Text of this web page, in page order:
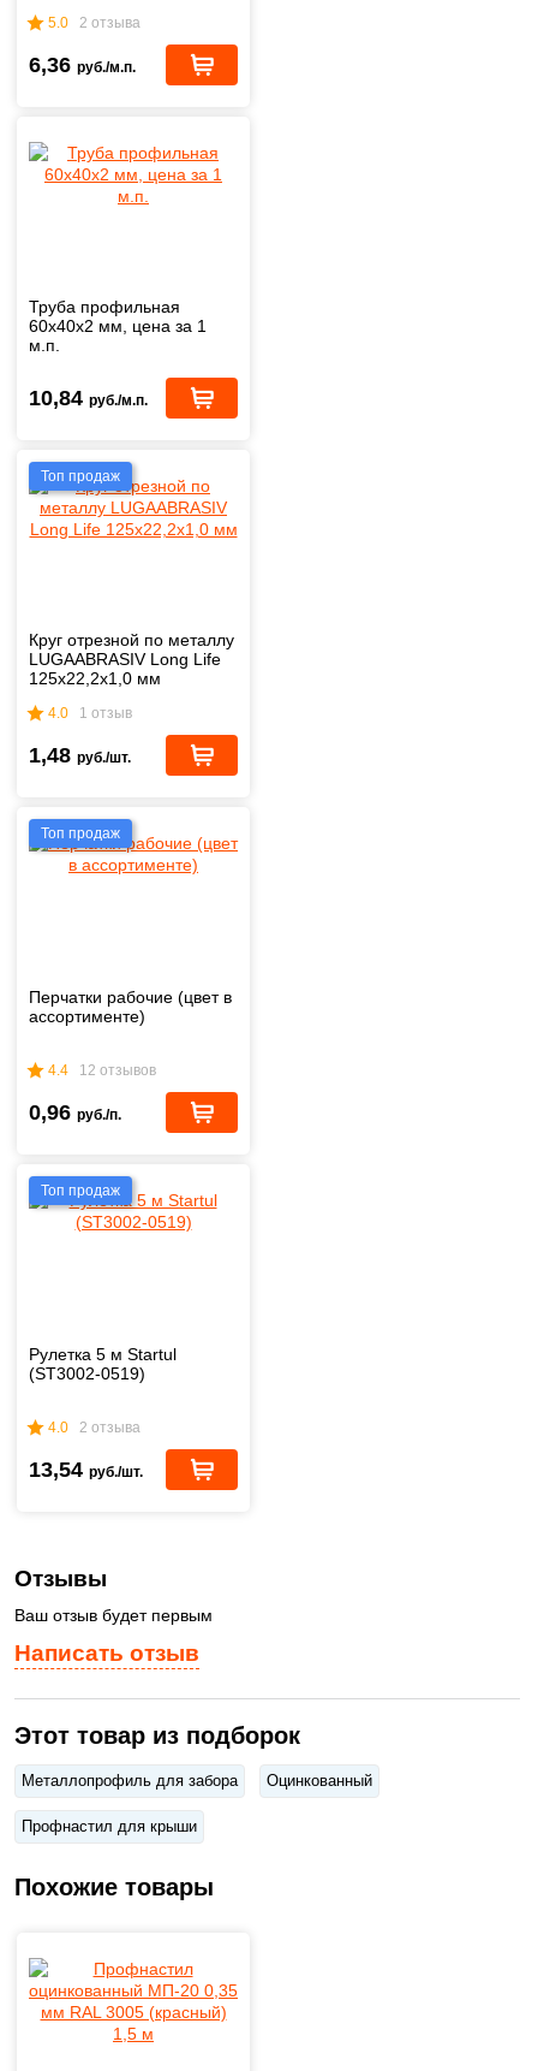
5.0 2 отзыва
6,36 руб./м.п.
Труба профильная
60х40х2 мм, цена за 1
м.п.
10,84 руб./м.п.
Топ продаж
Круг отрезной по металлу
LUGAABRASIV Long Life
125x22,2x1,0 мм
4.0 1 отзыв
1,48 руб./шт.
Топ продаж
Перчатки рабочие (цвет в
ассортименте)
4.4 12 отзывов
0,96 руб./п.
Топ продаж
Рулетка 5 м Startul
(ST3002-0519)
4.0 2 отзыва
13,54 руб./шт.
Написать отзыв
Отзывы
Ваш отзыв будет первым
Этот товар из подборок
Металлопрофиль для забора Оцинкованный
Профнастил для крыши
Похожие товары